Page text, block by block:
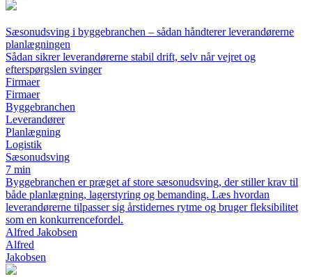
Sæsonudsving i byggebranchen – sådan håndterer leverandørerne
planlægningen
Sådan sikrer leverandørerne stabil drift, selv når vejret og
efterspørgslen svinger
Firmaer
Firmaer
Byggebranchen
Leverandører
Planlægning
Logistik
Sæsonudsving
7 min
Byggebranchen er præget af store sæsonudsving, der stiller krav til
både planlægning, lagerstyring og bemanding. Læs hvordan
leverandørerne tilpasser sig årstidernes rytme og bruger fleksibilitet
som en konkurrencefordel.
Alfred Jakobsen
Alfred
Jakobsen